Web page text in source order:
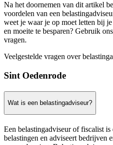
Na het doornemen van dit artikel
voordelen van een
weet je waar je op moet letten bij
en moeite te besparen? Gebruik
vragen.
Veelgestelde vragen over
Sint Oedenrode
Wat is een belastingadviseur?
Een belastingadviseur of fiscalist
belastingen en adviseert bedrijven